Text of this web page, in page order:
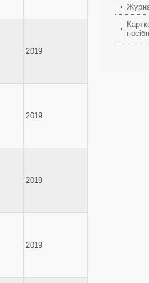
2019
2019
2019
2019